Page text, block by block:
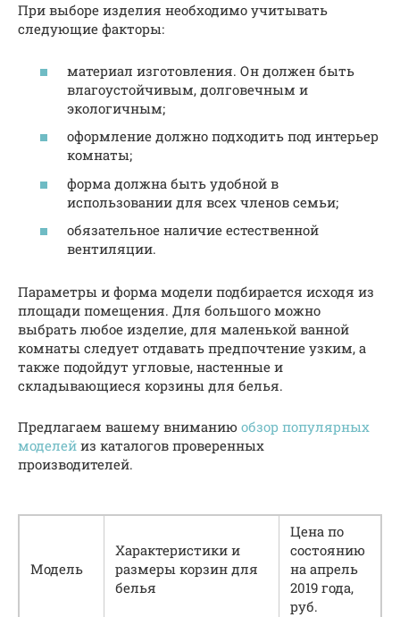
При выборе изделия необходимо учитывать
следующие факторы:
материал изготовления. Он должен быть
влагоустойчивым, долговечным и
экологичным;
оформление должно подходить под интерьер
комнаты;
форма должна быть удобной в
использовании для всех членов семьи;
обязательное наличие естественной
вентиляции.
Параметры и форма модели подбирается исходя из
площади помещения. Для большого можно
выбрать любое изделие, для маленькой ванной
комнаты следует отдавать предпочтение узким, а
также подойдут угловые, настенные и
складывающиеся корзины для белья.
Предлагаем вашему вниманию обзор популярных
моделей из каталогов проверенных
производителей.
Модель
Характеристики и
размеры корзин для
белья
Цена по
состоянию
на апрель
2019 года,
руб.